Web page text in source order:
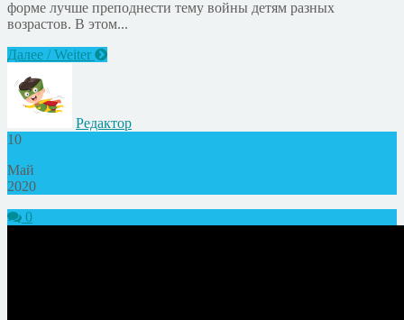
форме лучше преподнести тему войны детям разных
возрастов. В этом...
Далее / Weiter
Редактор
10
Май
2020
0